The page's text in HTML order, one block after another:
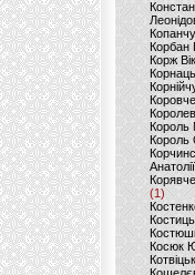
Корбан
Корж
Король
Король
(1)
Косюк